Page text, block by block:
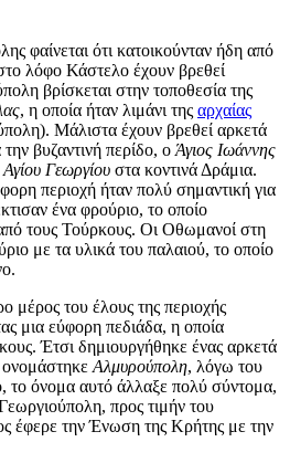
φαίνεται ότι κατοικούνταν ήδη από
λόφο Κάστελο έχουν βρεθεί
βρίσκεται στην τοποθεσία της
, η οποία ήταν λιμάνι της αρχαίας
Μάλιστα έχουν βρεθεί αρκετά
βυζαντινή περίδο, ο Άγιος Ιωάννης
Γεωργίου στα κοντινά Δράμια.
περιοχή ήταν πολύ σημαντική για
ένα φρούριο, το οποίο
τους Τούρκους. Οι Οθωμανοί στη
με τα υλικά του παλαιού, το οποίο
μέρος του έλους της περιοχής
μια εύφορη πεδιάδα, η οποία
Έτσι δημιουργήθηκε ένας αρκετά
ονομάστηκε Αλμυρούπολη, λόγω του
όνομα αυτό άλλαξε πολύ σύντομα,
προς τιμήν του
έφερε την Ένωση της Κρήτης με την